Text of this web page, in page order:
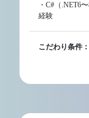
・C#（.NET6
経験
こだわり条件：